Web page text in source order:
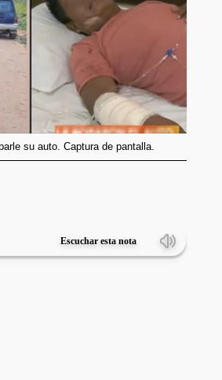
su auto. Captura de pantalla.
Escuchar esta nota